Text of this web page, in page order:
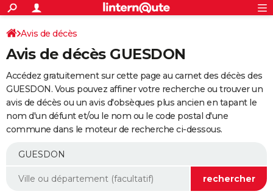
ACTUALITÉS
Politique
Société
Faits Divers
Education
Monde
Villes
+
SPORT
Coupe du monde 2026
Football
Tennis
Cyclisme
Rugby
Forum
Programme TV
TNT
Streaming
Cinéma
Sorties cinéma
Musique
+
FINANCE
Retraite
Epargne
Immobilier
Risques naturels par ville
Banque
Assurance
AUTO
Essais
Réserver un essai
Citadines
Berlines
SUV
Forum auto
+
Mobiles
Meilleur smartphone
Internet
Ordinateurs
Jeux vidéo
Guide high-tech
Aménagement intérieur
Avis de décès
Avis de décès GUESDON
Accédez gratuitement sur cette page au carnet des décès des
GUESDON. Vous pouvez affiner votre recherche ou trouver un
avis de décès ou un avis d'obsèques plus ancien en tapant le
nom d'un défunt et/ou le nom ou le code postal d'une
commune dans le moteur de recherche ci-dessous.